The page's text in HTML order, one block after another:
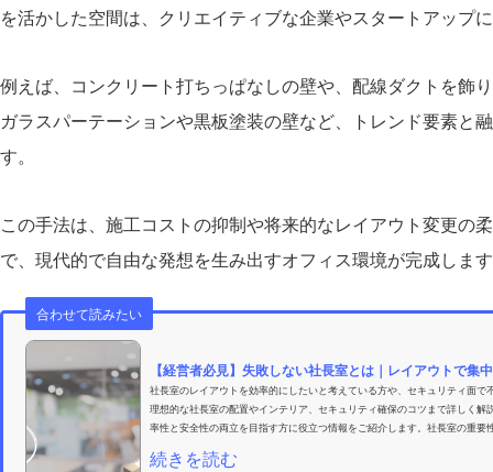
を活かした空間は、クリエイティブな企業やスタートアップ
例えば、コンクリート打ちっぱなしの壁や、配線ダクトを飾
ガラスパーテーションや黒板塗装の壁など、トレンド要素と
す。
この手法は、施工コストの抑制や将来的なレイアウト変更の
で、現代的で自由な発想を生み出すオフィス環境が完成しま
合わせて読みたい
【経営者必見】失敗しない社長室とは｜レイアウトで集
社長室のレイアウトを効率的にしたいと考えている方や、セキュリティ面
理想的な社長室の配置やインテリア、セキュリティ確保のコツまで詳しく
率性と安全性の両立を目指す方に役立つ情報をご紹介します。社長室の重
続きを読む